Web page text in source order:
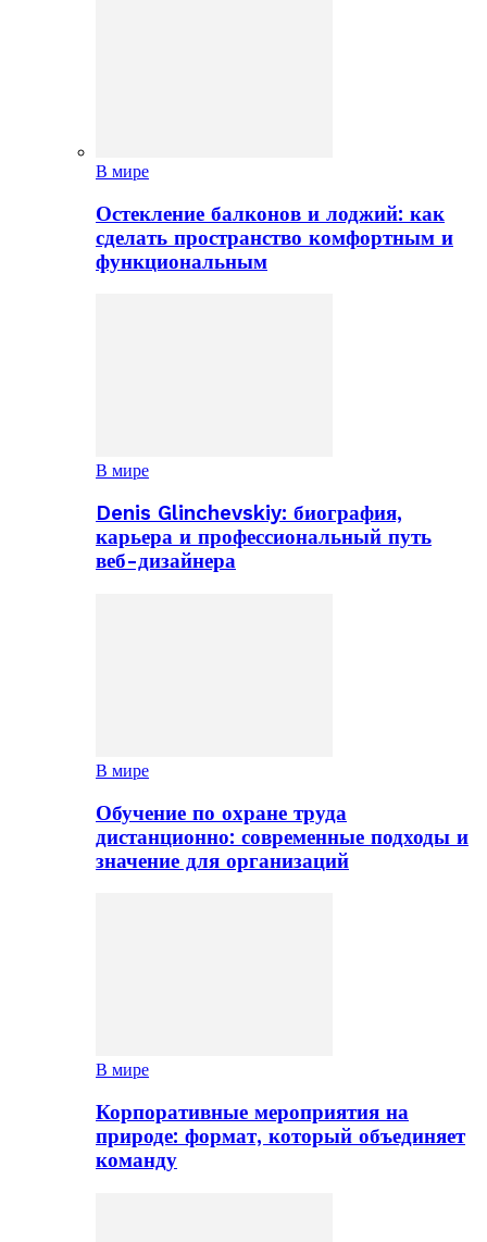
В мире
Остекление балконов и лоджий: как
сделать пространство комфортным и
функциональным
В мире
Denis Glinchevskiy: биография,
карьера и профессиональный путь
веб-дизайнера
В мире
Обучение по охране труда
дистанционно: современные подходы и
значение для организаций
В мире
Корпоративные мероприятия на
природе: формат, который объединяет
команду